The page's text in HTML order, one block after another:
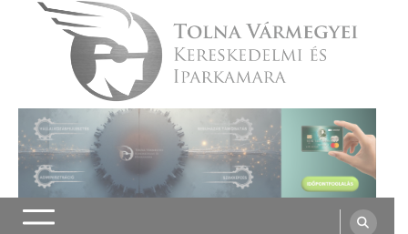
Tolna Vármegyei Kereskedelmi és
Iparkamara